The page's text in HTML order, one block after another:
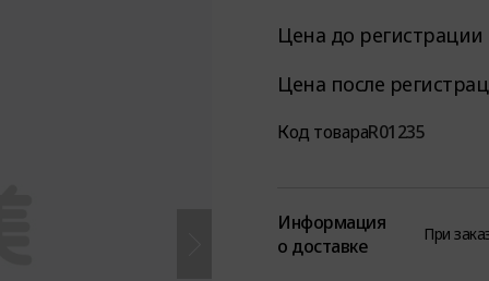
Цена до регистрации
Цена после
Код товараR01235
Информация
о доставке
При